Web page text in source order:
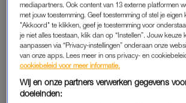
school, zij was alles voor me. Via haar
vriendengroep kennen, waarmee ik steeds
Omdat mijn nieuwe vriendin into drugs was,
nieuwsgierig naar. Het begon met blowen,
ik af en toextc. Mijn ouders gingen in die tijd
zocht de randjes op voor wat afleiding. Op
wel meer mensen drugs, maar met mijn
mediapartners. Ook content van 13 externe platformen
met jouw toestemming. Geef toestemming of stel je eigen
"Akkoord" te klikken, geef je toestemming voor
je niet alles toestaan, klik dan op “Instellen”. Jouw keuze
aanpassen via “Privacy-instellingen” onderaan onze
van onze apps. Lees meer in ons privacy- en
cookiebeleid voor meer informatie.
Wij en onze partners verwerken gegevens
doeleinden: